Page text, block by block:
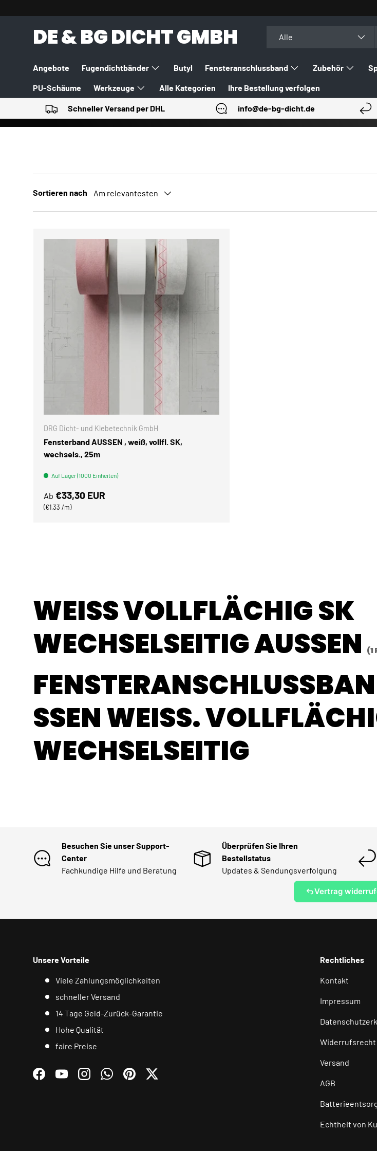
DIREKT ZUM INHALT
DE & BG DICHT GMBH Alle
Angebote Fugendichtbänder Butyl Fensteranschlussband Zubehör
PU-Schäume Werkzeuge Alle Kategorien Ihre Bestellung verfolgen
Schneller Versand per DHL info@de-bg-dicht.de
Sortieren nach Am relevantesten
DRG Dicht- und Klebetechnik GmbH
Fensterband AUSSEN , weiß, vollfl. SK,
wechsels., 25m
Auf Lager (1000 Einheiten)
Normaler Preis
Ab €33,30 EUR
Grundpreis
€1,33 /m
WEISS VOLLFLÄCHIG SK W
ECHSELSEITIG AUSSEN
(1
SSENWEISS. VOLLFLÄCHIG
ECHSELSEITIG
Besuchen Sie unser Support-
Center
Fachkundige Hilfe und Beratung
Überprüfen Sie Ihren
Bestellstatus
Updates & Sendungsverfolgung
Vertrag
Unsere Vorteile
Viele Zahlungsmöglichkeiten
schneller Versand
14 Tage Geld-Zurück-Garantie
Hohe Qualität
faire Preise
FacebookYouTubeInstagramWhatsAppPinterestTwitter
Rechtliches
Kontakt
Impressum
Widerrufsrecht
Versand
AGB
Echtheit von